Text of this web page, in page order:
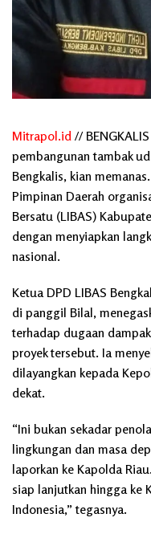
Mitrapol.id //
pembangunan tambak
Bengkalis, kian
Pimpinan Daerah
Bersatu (LIBAS)
dengan menyiapkan
nasional.
Ketua DPD LIBAS
di panggil Bilal,
terhadap dugaan
proyek tersebut. Ia
dilayangkan kepada
dekat.
“Ini bukan sekadar
lingkungan dan masa
laporkan ke Kapolda
siap lanjutkan hingga ke
Indonesia,” tegasnya.